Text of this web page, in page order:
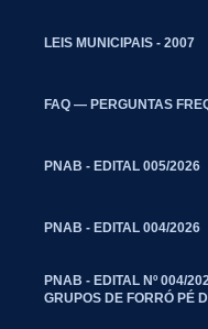
LEIS MUNICIPAIS - 2007
FAQ — PERGUNTAS
PNAB - EDITAL 005/2026
PNAB - EDITAL 004/2026
PNAB - EDITAL Nº 004/
GRUPOS DE FORRÓ PÉ